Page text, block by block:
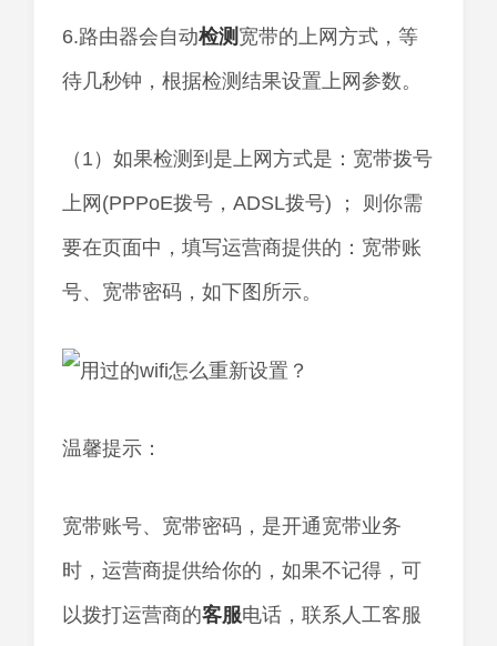
6.路由器会自动检测 宽带的上网方式，等
待几秒钟，根据检测结果设置上网参数。
（1）如果检测到是上网方式是：宽带拨号
上网(PPPoE拨号，ADSL拨号) ； 则你需
要在页面中，填写运营商提供的：宽带账
号、宽带密码，如下图所示。
温馨提示：
宽带账号、宽带密码，是开通宽带业务
时，运营商提供给你的，如果不记得，可
以拨打运营商的客服电话，联系人工客服